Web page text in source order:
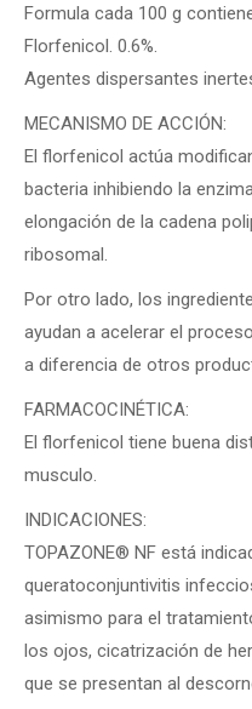
Formula cada 100 g
Florfenicol. 0.6%.
Agentes dispersantes
MECANISMO DE ACCIÓN:
El florfenicol actúa
bacteria inhibiendo la
elongación de la cadena
ribosomal.
Por otro lado, los
ayudan a acelerar el
a diferencia de otros
FARMACOCINÉTICA:
El florfenicol tiene buena
musculo.
INDICACIONES:
TOPAZONE® NF está
queratoconjuntivitis
asimismo para el
los ojos, cicatrización de
que se presentan al